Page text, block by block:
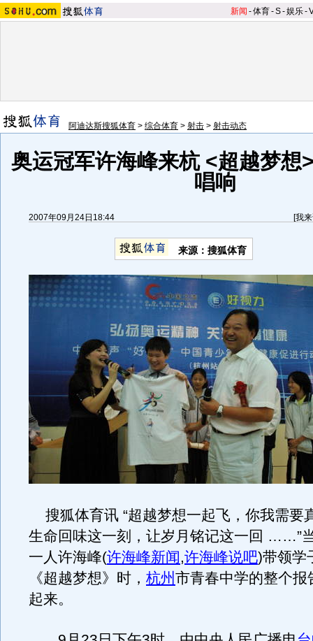
新闻 -体育-S-娱乐-
阿迪达斯搜狐体育 > 综合体育 > 射击 > 射击动态
奥运冠军许海峰来杭 <超越梦想
唱响
2007年09月24日18:44 [我
来源：搜狐体育
搜狐体育讯 “超越梦想一起飞，你我需要
生命回味这一刻，让岁月铭记这一回 ……”
一人许海峰(许海峰新闻,许海峰说吧)带领学
《超越梦想》时， 杭州市青春中学的整个报
起来。